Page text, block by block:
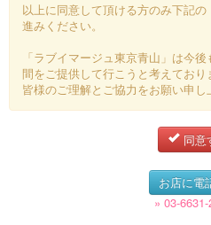
以上に同意して頂ける方のみ下記
進みください。
「ラブイマージュ東京青山」は今
間をご提供して行こうと考えており
皆様のご理解とご協力をお願い申し
同意
お店に電
» 03-